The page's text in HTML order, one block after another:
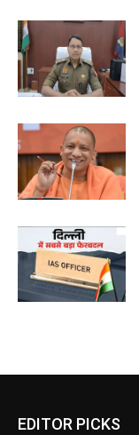
EDITOR PICKS